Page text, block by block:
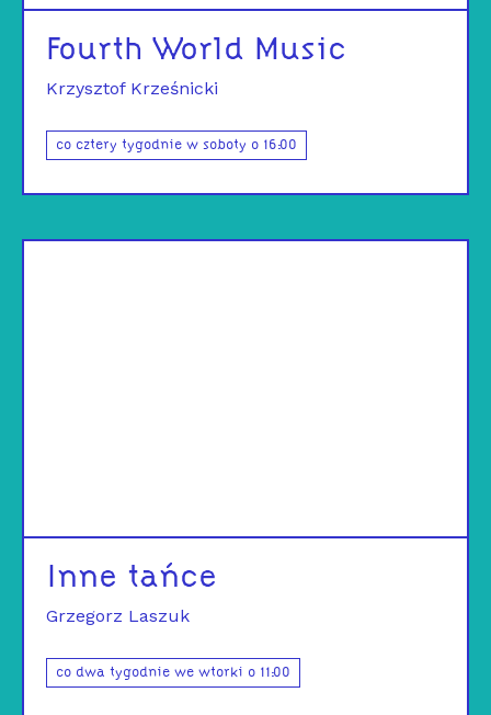
Fourth World Music
Krzysztof Krześnicki
co cztery tygodnie w soboty o 16:00
Inne tańce
Grzegorz Laszuk
co dwa tygodnie we wtorki o 11:00